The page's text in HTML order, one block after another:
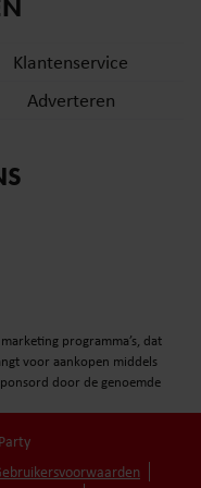
met andere
van hun services. U
u onze website blijft
Klantenservice
Adverteren
programma’s, dat
voor aankopen middels
door de genoemde